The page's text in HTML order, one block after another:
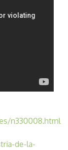
n330008.html
de-la-